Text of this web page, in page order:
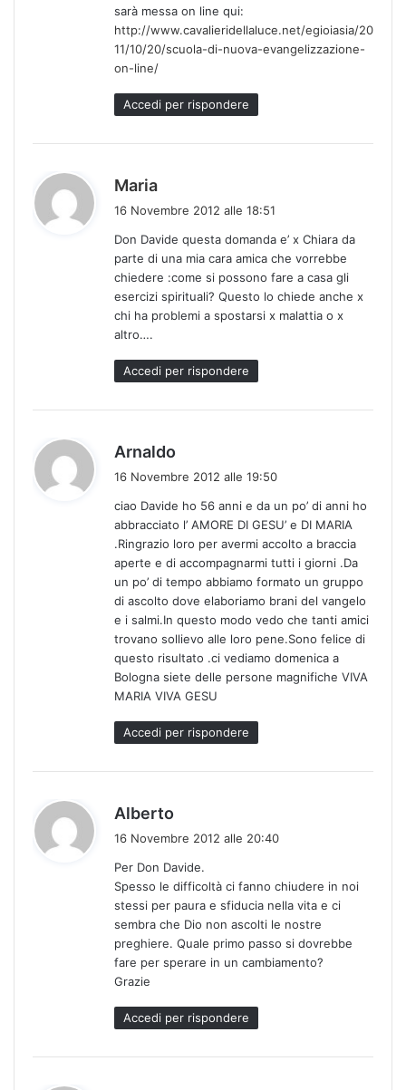
sarà messa on line qui:
http://www.cavalieridellaluce.net/egioiasia/20
11/10/20/scuola-di-nuova-evangelizzazione-
on-line/
Accedi per rispondere
Maria
e
t
o
16 Novembre 2012 alle 18:51
Don Davide questa domanda e’ x Chiara da
parte di una mia cara amica che vorrebbe
chiedere :come si possono fare a casa gli
esercizi spirituali? Questo lo chiede anche x
chi ha problemi a spostarsi x malattia o x
altro….
Accedi per rispondere
Arnaldo
e
t
t
:
16 Novembre 2012 alle 19:50
ciao Davide ho 56 anni e da un po’ di anni ho
abbracciato l’ AMORE DI GESU’ e DI MARIA
.Ringrazio loro per avermi accolto a braccia
aperte e di accompagnarmi tutti i giorni .Da
un po’ di tempo abbiamo formato un gruppo
di ascolto dove elaboriamo brani del vangelo
e i salmi.In questo modo vedo che tanti amici
trovano sollievo alle loro pene.Sono felice di
questo risultato .ci vediamo domenica a
Bologna siete delle persone magnifiche VIVA
MARIA VIVA GESU
Accedi per rispondere
Alberto
e
t
t
16 Novembre 2012 alle 20:40
Per Don Davide.
Spesso le difficoltà ci fanno chiudere in noi
stessi per paura e sfiducia nella vita e ci
sembra che Dio non ascolti le nostre
preghiere. Quale primo passo si dovrebbe
fare per sperare in un cambiamento?
Grazie
Accedi per rispondere